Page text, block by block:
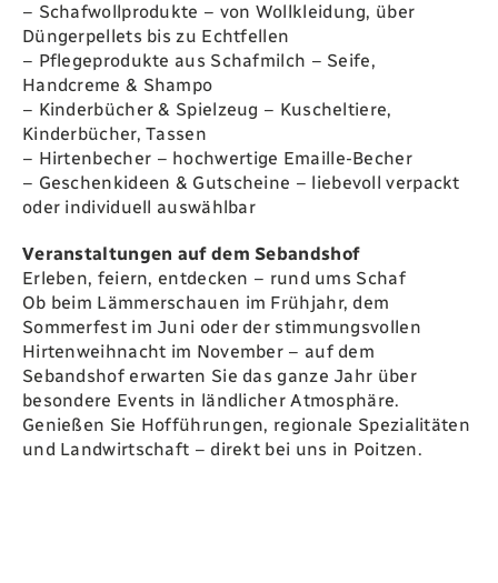
Düngerpellets bis zu Echtfellen
–Pflegeprodukte aus Schafmilch
Handcreme & Shampo
–Kinderbücher & Spielzeug
Kinderbücher, Tassen
–Hirtenbecher– hochwertige Emaille-Becher
– Geschenkideen & Gutscheine– liebevoll verpackt
oder individuell auswählbar
Erleben, feiern, entdecken – rund ums Schaf
Ob beim Lämmerschauen im Frühjahr, dem
Sommerfest im Juni oder der stimmungsvollen
Hirtenweihnacht im November – auf dem
Sebandshof erwarten Sie das ganze Jahr über
besondere Events in ländlicher Atmosphäre.
Genießen Sie Hofführungen, regionale Spezialitäten
und Landwirtschaft – direkt bei uns in Poitzen.